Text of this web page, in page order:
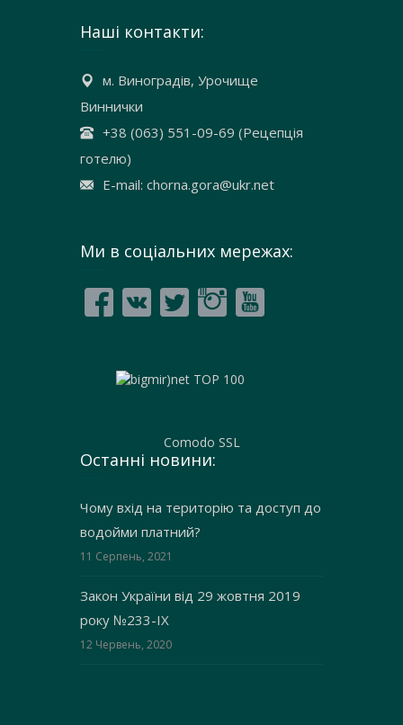
Наші контакти:
м. Виноградів, Урочище
Виннички
+38 (063) 551-09-69 (Рецепція
готелю)
E-mail: chorna.gora@ukr.net
Ми в соціальних мережах:
Comodo SSL
Останні новини:
Чому вхід на територію та доступ до
водойми платний?
11 Серпень, 2021
Закон України від 29 жовтня 2019
року №233-IX
12 Червень, 2020